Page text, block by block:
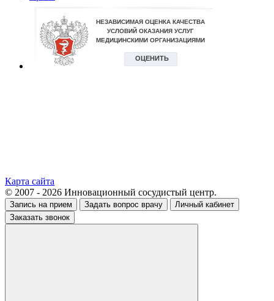
Карта сайта
© 2007 - 2026 Инновационный сосудистый центр.
Запись на прием Задать вопрос врачу
Личный кабинет
Заказать звонок